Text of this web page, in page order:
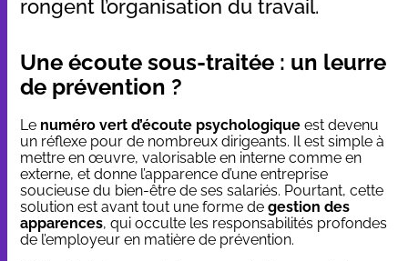
rongent l’organisation du travail.
Une écoute sous-traitée : un leurre
de prévention ?
Le numéro vert d’écoute psychologique est devenu
un réflexe pour de nombreux dirigeants. Il est simple à
mettre en œuvre, valorisable en interne comme en
externe, et donne l’apparence d’une entreprise
soucieuse du bien-être de ses salariés. Pourtant, cette
solution est avant tout une forme degestion des
apparences, qui occulte les responsabilités profondes
de l’employeur en matière de prévention.